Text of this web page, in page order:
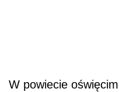
W powiecie